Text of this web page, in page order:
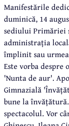
Manifestările
duminică, 14
sediului Primăriei
administrația
împlinit sau
Este vorba
'Nunta de aur'.
Gimnazială
bune la
spectacolul. Vor